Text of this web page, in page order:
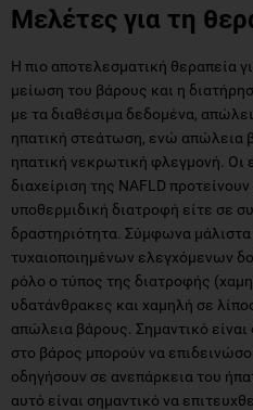
Μελέτες για τη
Η πιο αποτελεσματική θεραπεία
μείωση του βάρους και η
με τα διαθέσιμα δεδομένα,
ηπατική στεάτωση, ενώ απώλεια
ηπατική νεκρωτική φλεγμονή. Οι
διαχείριση της NAFLD
υποθερμιδική διατροφή είτε σε
δραστηριότητα. Σύμφωνα
τυχαιοποιημένων ελεγχόμενων
ρόλο ο τύπος της διατροφής
υδατάνθρακες και χαμηλή σε
απώλεια βάρους. Σημαντικό
στο βάρος μπορούν να
οδηγήσουν σε ανεπάρκεια του
αυτό είναι σημαντικό να